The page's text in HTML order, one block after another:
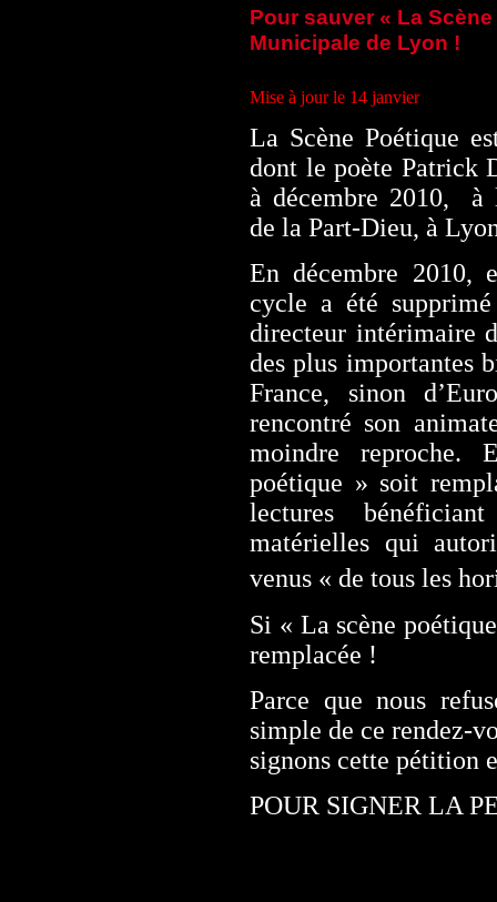
Pour sauver « La
Municipale de Lyon !
Mise à jour le 14 janvier
La Scène Poétique
dont le poète Patrick
à décembre 2010,
à
de la Part-Dieu, à
En décembre 2010,
cycle a été
directeur intérimaire
des plus importantes
France, sinon
rencontré son
moindre
poétique » soit
lectures
matérielles qui
venus « de tous les
Si « La scène
remplacée !
Parce que nous
simple de ce rendez-
signons cette pétition
POUR SIGNER LA